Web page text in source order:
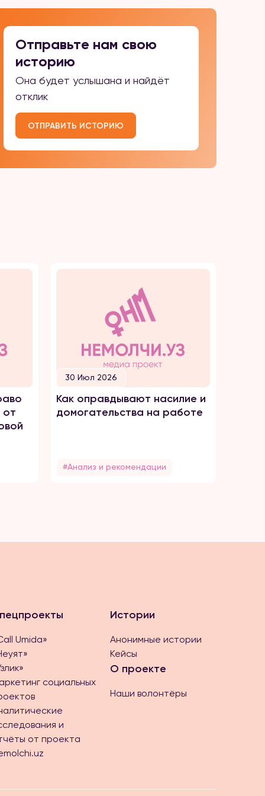
Отправьте нам свою
историю
Она будет услышана и найдёт
отклик
ОТПРАВИТЬ ИСТОРИЮ
от
30 Июл 2026
Как оправдывают насилие и
домогательства на работе
#Анализ и рекомендации
Umida»
социальных
и
от проекта
Истории
Анонимные истории
Кейсы
О проекте
Наши волонтёры